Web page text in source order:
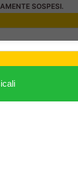
SOSPESI.